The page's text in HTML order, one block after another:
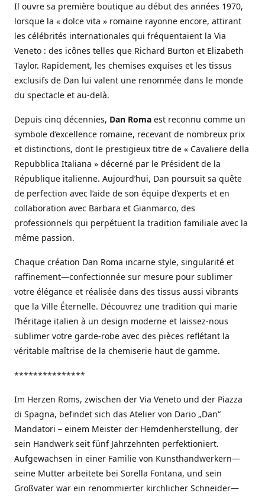
Il ouvre sa première boutique au début des années 1970,
lorsque la « dolce vita » romaine rayonne encore, attirant
les célébrités internationales qui fréquentaient la Via
Veneto : des icônes telles que Richard Burton et Elizabeth
Taylor. Rapidement, les chemises exquises et les tissus
exclusifs de Dan lui valent une renommée dans le monde
du spectacle et au-delà.
Depuis cinq décennies, Dan Roma est reconnu comme un
symbole d’excellence romaine, recevant de nombreux prix
et distinctions, dont le prestigieux titre de « Cavaliere della
Repubblica Italiana » décerné par le Président de la
République italienne. Aujourd’hui, Dan poursuit sa quête
de perfection avec l’aide de son équipe d’experts et en
collaboration avec Barbara et Gianmarco, des
professionnels qui perpétuent la tradition familiale avec la
même passion.
Chaque création Dan Roma incarne style, singularité et
raffinement—confectionnée sur mesure pour sublimer
votre élégance et réalisée dans des tissus aussi vibrants
que la Ville Éternelle. Découvrez une tradition qui marie
l’héritage italien à un design moderne et laissez-nous
sublimer votre garde-robe avec des pièces reflétant la
véritable maîtrise de la chemiserie haut de gamme.
***************
Im Herzen Roms, zwischen der Via Veneto und der Piazza
di Spagna, befindet sich das Atelier von Dario „Dan“
Mandatori – einem Meister der Hemdenherstellung, der
sein Handwerk seit fünf Jahrzehnten perfektioniert.
Aufgewachsen in einer Familie von Kunsthandwerkern—
seine Mutter arbeitete bei Sorella Fontana, und sein
Großvater war ein renommierter kirchlicher Schneider—